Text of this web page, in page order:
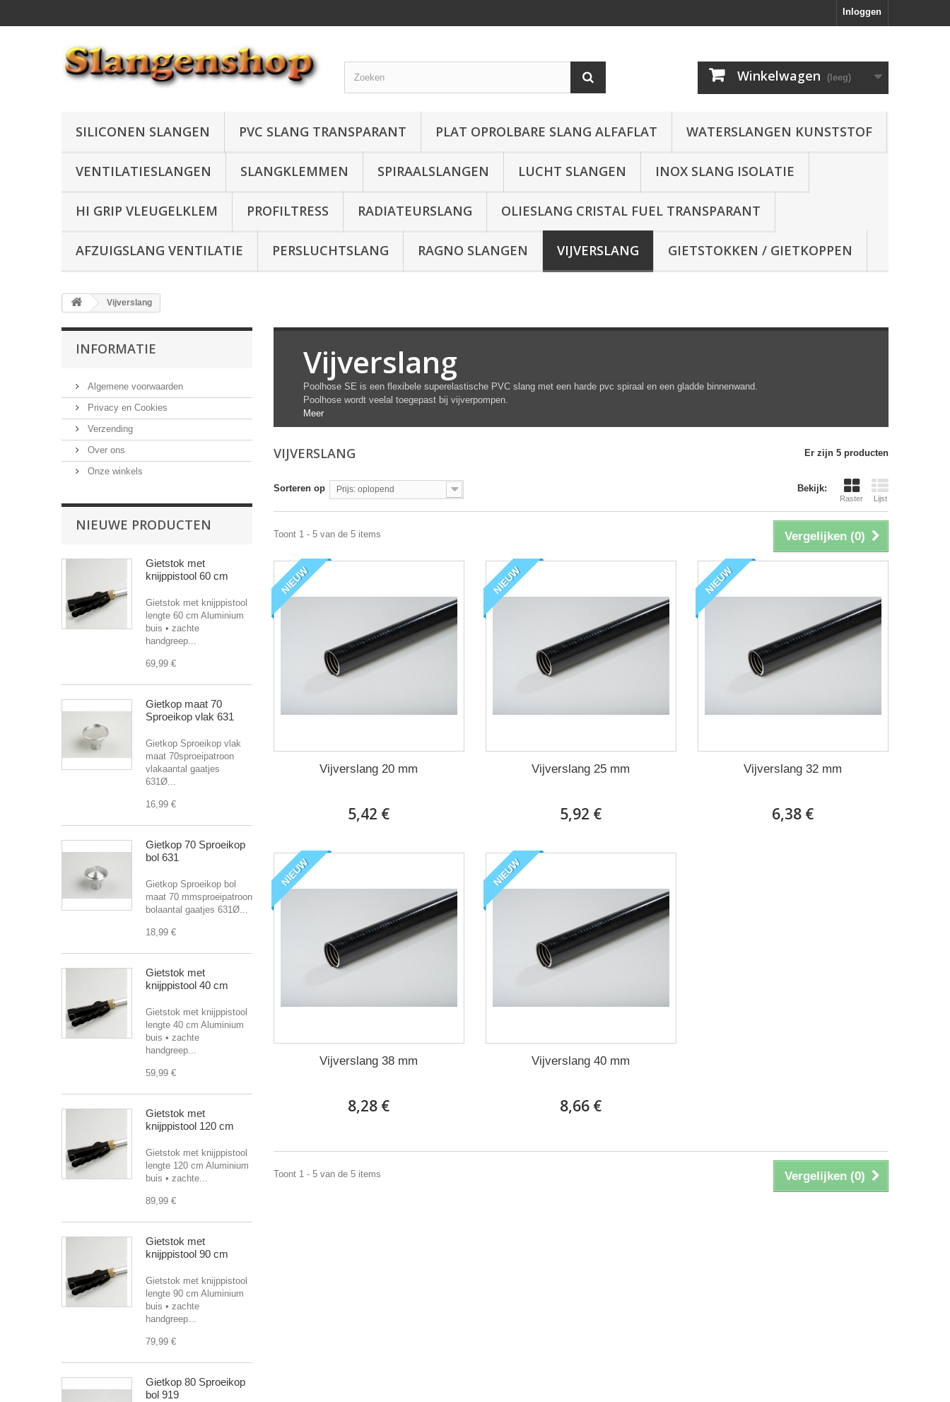
Inloggen
Winkelwagen (leeg)
SILICONEN SLANGEN PVC SLANG TRANSPARANT PLAT OPROLBARE SLANG ALFAFLAT WATERSLANGEN KUNSTSTOF
VENTILATIESLANGEN SLANGKLEMMEN SPIRAALSLANGEN LUCHT SLANGEN INOX SLANG ISOLATIE
HI GRIP VLEUGELKLEM PROFILTRESS RADIATEURSLANG OLIESLANG CRISTAL FUEL TRANSPARANT
AFZUIGSLANG VENTILATIE PERSLUCHTSLANG RAGNO SLANGEN VIJVERSLANG GIETSTOKKEN / GIETKOPPEN
Vijverslang
INFORMATIE
Algemene voorwaarden
Privacy en Cookies
Verzending
Over ons
Onze winkels
NIEUWE PRODUCTEN
Gietstok met
knijppistool 60 cm
Gietstok met knijppistool
lengte 60 cm Aluminium
buis • zachte
handgreep...
69,99 €
Gietkop maat 70
Sproeikop vlak 631
Gietkop Sproeikop vlak
maat 70sproeipatroon
vlakaantal gaatjes
631Ø...
16,99 €
Gietkop 70 Sproeikop
bol 631
Gietkop Sproeikop bol
maat 70 mmsproeipatroon
bolaantal gaatjes 631Ø...
18,99 €
Gietstok met
knijppistool 40 cm
Gietstok met knijppistool
lengte 40 cm Aluminium
buis • zachte
handgreep...
59,99 €
Gietstok met
knijppistool 120 cm
Gietstok met knijppistool
lengte 120 cm Aluminium
buis • zachte...
89,99 €
Gietstok met
knijppistool 90 cm
Gietstok met knijppistool
lengte 90 cm Aluminium
buis • zachte
handgreep...
79,99 €
Gietkop 80 Sproeikop
bol 919
Vijverslang
Poolhose SE is een flexibele superelastische PVC slang met een harde pvc spiraal en een gladde binnenwand.
Poolhose wordt veelal toegepast bij vijverpompen.
Meer
VIJVERSLANG Er zijn 5 producten
Bekijk:
Raster Lijst
Sorteren op Prijs: oplopend
Vergelijken (0)
Toont 1 - 5 van de 5 items
NIEUW
Vijverslang 20 mm
5,42 €
NIEUW
Vijverslang 25 mm
5,92 €
NIEUW
Vijverslang 32 mm
6,38 €
NIEUW
Vijverslang 38 mm
8,28 €
NIEUW
Vijverslang 40 mm
8,66 €
Vergelijken (0)
Toont 1 - 5 van de 5 items